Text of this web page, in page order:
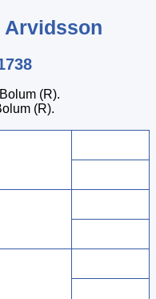
Arvidsson
(R).
(R).